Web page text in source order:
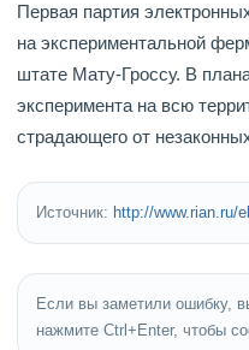
Первая партия
на экспериментальной
штате Мату-Гроссу. В
эксперимента на всю
страдающего от
Источник: http://www.rian.ru/
Если вы заметили ошибку,
нажмите Ctrl+Enter, чтобы